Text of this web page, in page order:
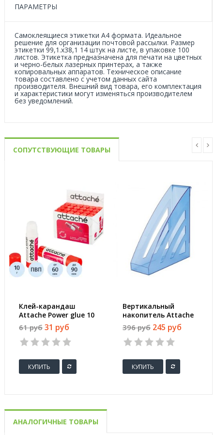
ПАРАМЕТРЫ
Самоклеящиеся этикетки А4 формата. Идеальное
решение для организации почтовой рассылки. Размер
этикетки 99,1.х38,1 14 штук на листе, в упаковке 100
листов. Этикетка предназначена для печати на цветных
и черно-белых лазерных принтерах, а также
копировальных аппаратов. Техническое описание
товара составлено с учетом данных сайта
производителя. Внешний вид товара, его комплектация
и характеристики могут изменяться производителем
без уведомлений.
СОПУТСТВУЮЩИЕ ТОВАРЫ
Клей-карандаш
Attache Power glue 10
г
61 руб 31 руб
КУПИТЬ
Вертикальный
накопитель Attache
City пластиковый
синий ширина 90 мм
396 руб 245 руб
КУПИТЬ
АНАЛОГИЧНЫЕ ТОВАРЫ